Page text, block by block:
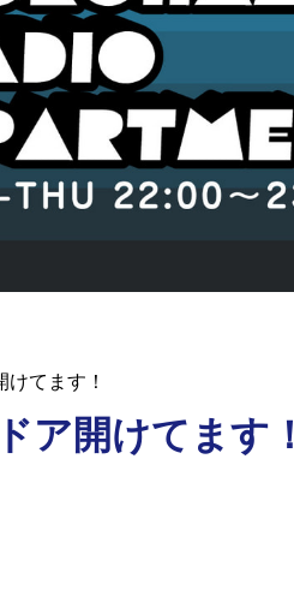
てます！
ア開けてます！